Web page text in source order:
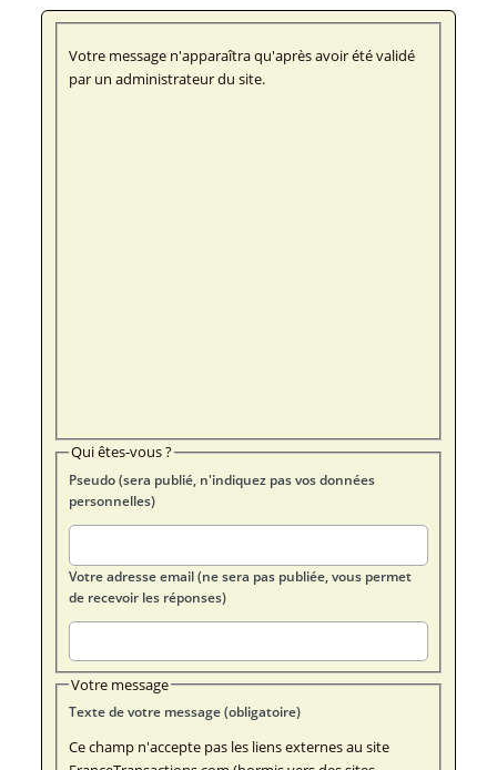
Votre message n'apparaîtra qu'après avoir été validé
par un administrateur du site.
Qui êtes-vous ?
Pseudo (sera publié, n'indiquez pas vos données
personnelles)
Votre adresse email (ne sera pas publiée, vous permet
de recevoir les réponses)
Votre message
Texte de votre message (obligatoire)
Ce champ n'accepte pas les liens externes au site